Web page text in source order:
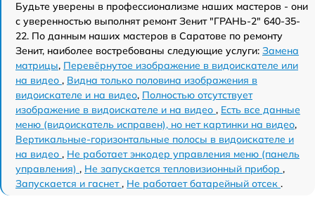
Будьте уверены в профессионализме наших мастеров - они
с уверенностью выполнят ремонт Зенит "ГРАНЬ-2" 640-35-
22. По данным наших мастеров в Саратове по ремонту
Зенит, наиболее востребованы следующие услуги: Замена
матрицы, Перевёрнутое изображение в видоискателе или
на видео , Видна только половина изображения в
видоискателе и на видео, Полностью отсутствует
изображение в видоискателе и на видео , Есть все данные
меню (видоискатель исправен), но нет картинки на видео,
Вертикальные-горизонтальные полосы в видоискателе и
на видео , Не работает энкодер управления меню (панель
управления) , Не запускается тепловизионный прибор ,
Запускается и гаснет, Не работает батарейный отсек .